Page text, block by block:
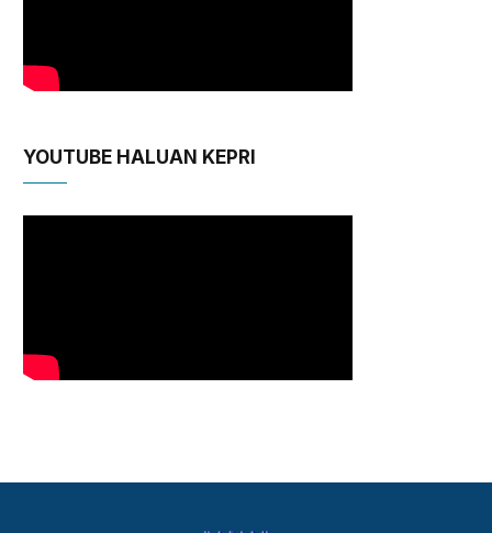
YOUTUBE HALUAN KEPRI